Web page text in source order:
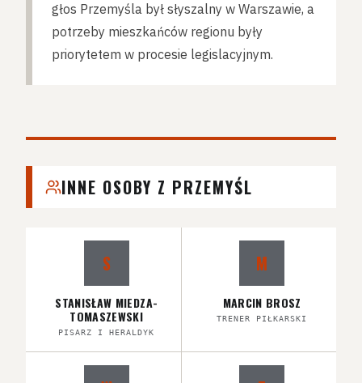
głos Przemyśla był słyszalny w Warszawie, a
potrzeby mieszkańców regionu były
priorytetem w procesie legislacyjnym.
INNE OSOBY Z PRZEMYŚL
S
STANISŁAW MIEDZA-
TOMASZEWSKI
PISARZ I HERALDYK
M
MARCIN BROSZ
TRENER PIŁKARSKI